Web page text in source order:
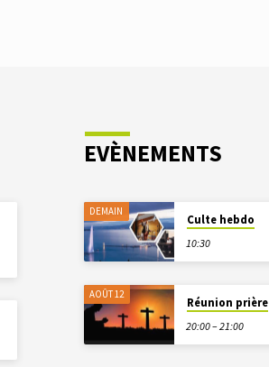
EVÈNEMENTS
DEMAIN
Culte hebdo
10:30
AOÛT 12
Réunion prière
20:00 – 21:00